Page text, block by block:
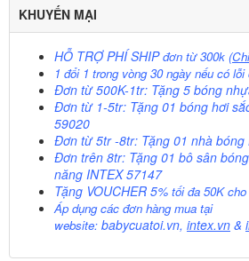
KHUYẾN MẠI
HỖ TRỢ PHÍ SHIPđơn từ 300k
1 đổi 1 trong vòng 30 ngày nếu có
Đơn từ 500K-1tr: Tặng 5 bóng
Đơn từ 1-5tr: Tặng 01 bóng hơi
59020
Đơn từ 5tr -8tr: Tặng 01 nhà bóng
Đơn trên 8tr: Tặng 01 bô sân
năng INTEX 57147
Tặng VOUCHER 5% tối đa 50K
Áp dụng các đơn hàng mua tại
website: babycuatoi.vn, intex.vn &